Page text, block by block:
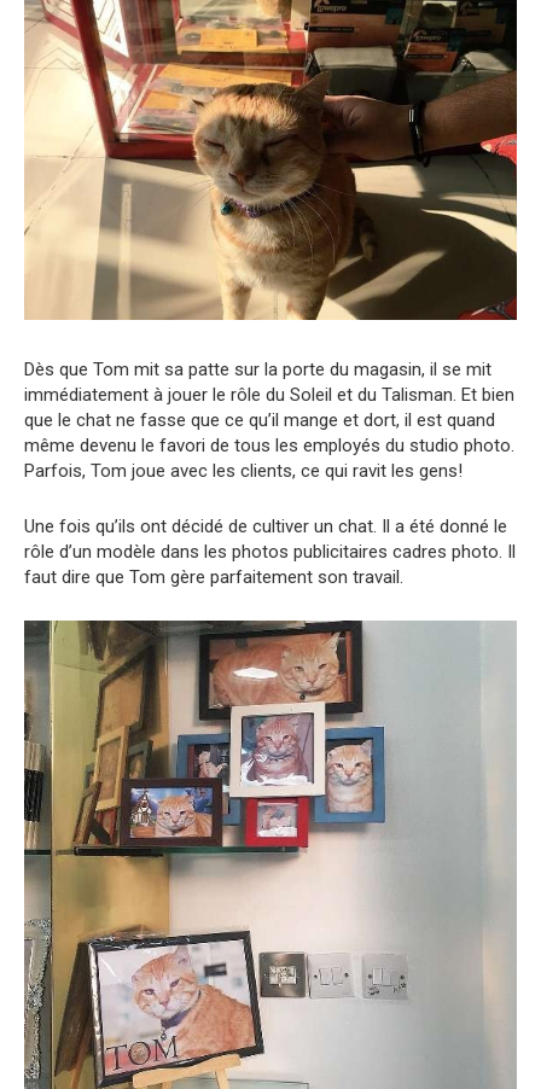
Dès que Tom mit sa patte sur la porte du magasin, il se mit
immédiatement à jouer le rôle du Soleil et du Talisman. Et bien
que le chat ne fasse que ce qu’il mange et dort, il est quand
même devenu le favori de tous les employés du studio photo.
Parfois, Tom joue avec les clients, ce qui ravit les gens!
Une fois qu’ils ont décidé de cultiver un chat. Il a été donné le
rôle d’un modèle dans les photos publicitaires cadres photo. Il
faut dire que Tom gère parfaitement son travail.